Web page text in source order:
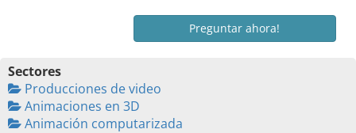
Preguntar ahora!
Sectores
Producciones de video
Animaciones en 3D
Animación computarizada